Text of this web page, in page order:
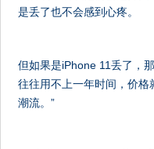
是丢了也不会感到心疼。
但如果是iPhone 11丢了，
往往用不上一年时间，价
潮流。”